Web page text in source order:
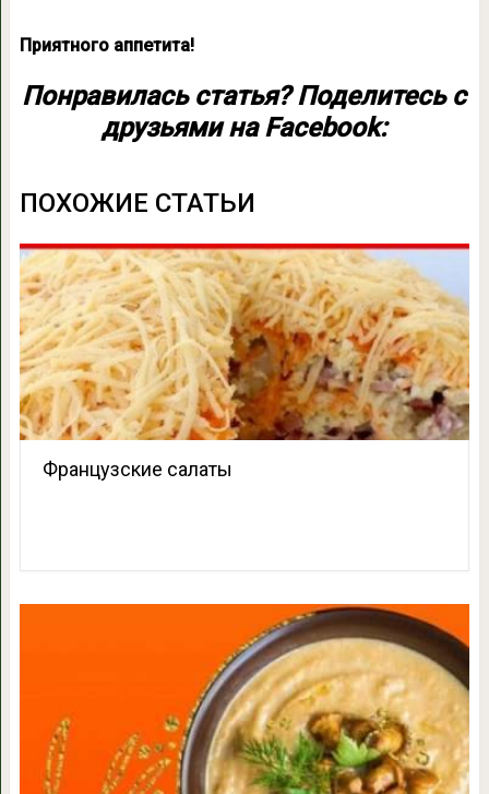
Приятного аппетита!
Понравилась статья? Поделитесь с
друзьями на Facebook:
ПОХОЖИЕ СТАТЬИ
Французские салаты